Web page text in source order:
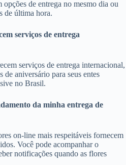
de entrega no mesmo dia ou
de última hora.
serviços de entrega
serviços de entrega internacional,
aniversário para seus entes
no Brasil.
da minha entrega de
on-line mais respeitáveis fornecem
Você pode acompanhar o
notificações quando as flores